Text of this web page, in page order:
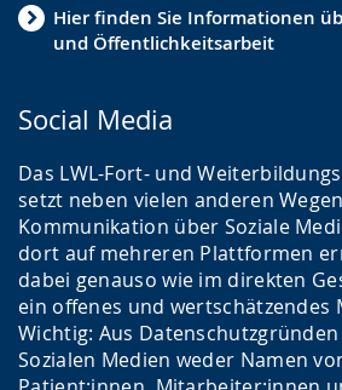
Hier finden Sie Informationen
und Öffentlichkeitsarbeit
Social Media
Das LWL-Fort- und
setzt neben vielen anderen
Kommunikation über Soziale
dort auf mehreren Plattformen
dabei genauso wie im direkten
ein offenes und wertschätzendes
Wichtig: Aus
Sozialen Medien weder Namen